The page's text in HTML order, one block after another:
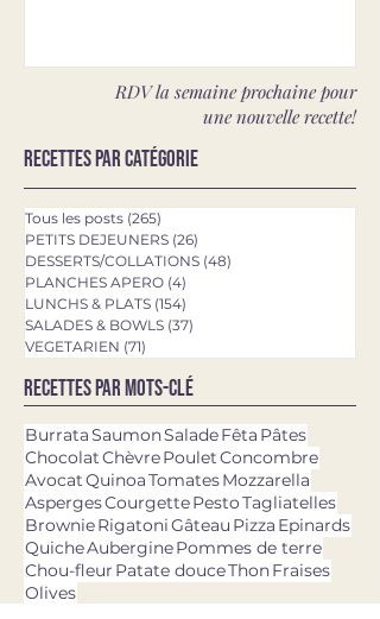
RDV la semaine prochaine pour
une nouvelle recette!
Recettes par catégorie
Tous les posts (265)
PETITS DEJEUNERS (26)
DESSERTS/COLLATIONS (48)
PLANCHES APERO (4)
LUNCHS & PLATS (154)
SALADES & BOWLS (37)
VEGETARIEN (71)
Recettes par mots-clé
BurrataSaumonSaladeFêta Pâtes
ChocolatChèvrePouletConcombre
AvocatQuinoaTomatesMozzarella
AspergesCourgettePestoTagliatelles
BrownieRigatoniGâteau Pizza Epinards
QuicheAuberginePommes de terre
Chou-fleur Patate douceThonFraises
Olives